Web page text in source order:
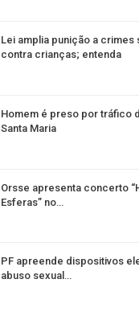
Lei amplia punição a crimes
contra crianças; entenda
Homem é preso por tráfico
Santa Maria
Orsse apresenta concerto
Esferas” no…
PF apreende dispositivos
abuso sexual…